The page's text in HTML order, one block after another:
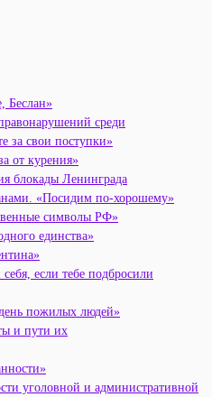
Беслан»
среди
за свои поступки»
от курения»
блокады Ленинграда
«Посидим по-хорошему»
символы РФ»
единства»
если тебе подбросили
пожилых людей»
и пути их
уголовной и административной